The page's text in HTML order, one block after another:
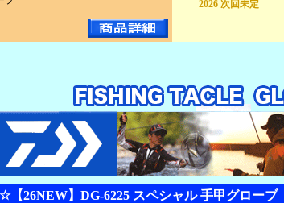
2026 次回未定
☆【26NEW】DG-6225 スペシャル 手甲グローブ